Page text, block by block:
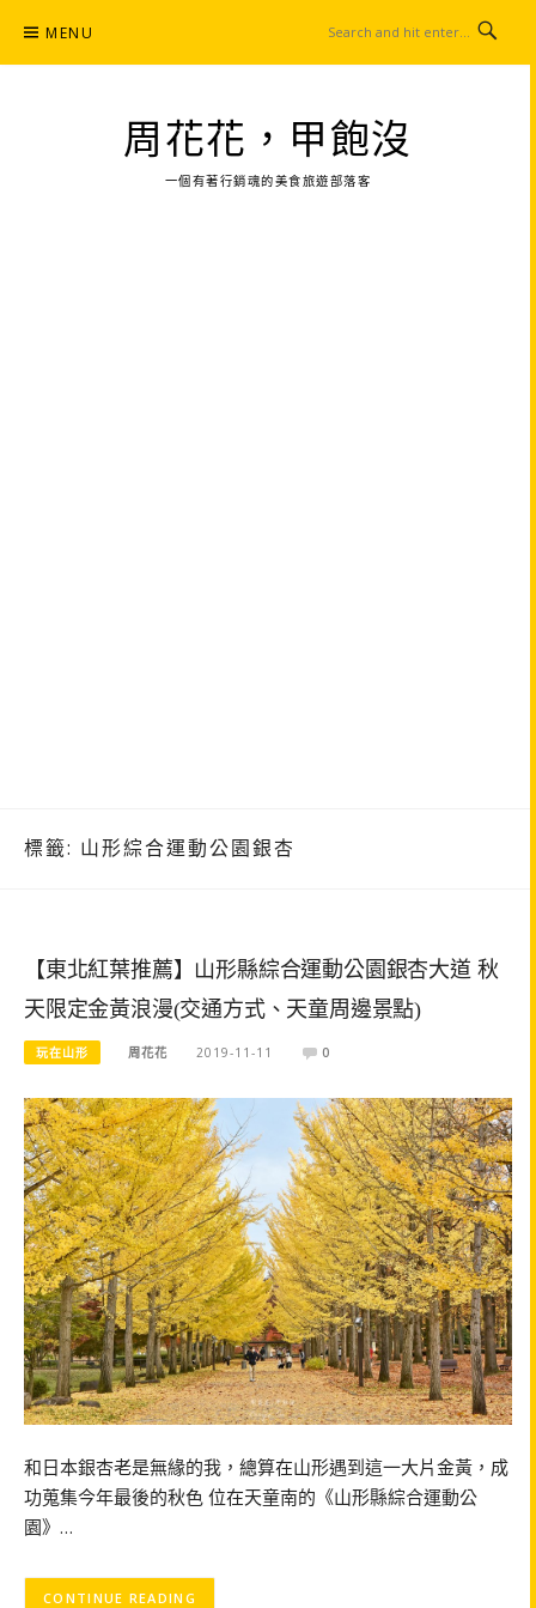
content
MENU
周花花，甲飽沒
一個有著行銷魂的美食旅遊部落客
標籤: 山形綜合運動公園銀杏
【東北紅葉推薦】山形縣綜合運動公園銀杏大道 秋
天限定金黃浪漫(交通方式、天童周邊景點)
玩在山形 周花花 2019-11-11 0
和日本銀杏老是無緣的我，總算在山形遇到這一大片金黃，成
功蒐集今年最後的秋色 位在天童南的《山形縣綜合運動公
園》…
CONTINUE READING